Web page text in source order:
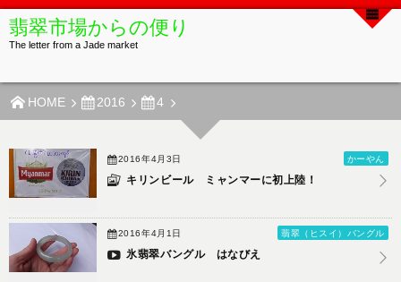
翡翠市場からの便り
The letter from a Jade market
HOME 2016 4
2016年4月3日 かーやん
キリンビール ミャンマーに初上陸！
2016年4月1日 翡翠（ヒスイ）バングル
氷翡翠バングル はなびえ